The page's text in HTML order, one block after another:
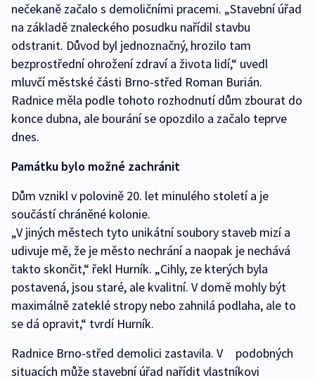
nečekaně začalo s demoličními pracemi. „Stavební úřad
na základě znaleckého posudku nařídil stavbu
odstranit. Důvod byl jednoznačný, hrozilo tam
bezprostřední ohrožení zdraví a života lidí,“ uvedl
mluvčí městské části Brno-střed Roman Burián.
Radnice měla podle tohoto rozhodnutí dům zbourat do
konce dubna, ale bourání se opozdilo a začalo teprve
dnes.
Památku bylo možné zachránit
Dům vznikl v polovině 20. let minulého století a je
součástí chráněné kolonie.
„V jiných městech tyto unikátní soubory staveb mizí a
udivuje mě, že je město nechrání a naopak je nechává
takto skončit,“ řekl Hurník. „Cihly, ze kterých byla
postavená, jsou staré, ale kvalitní. V domě mohly být
maximálně zateklé stropy nebo zahnilá podlaha, ale to
se dá opravit,“ tvrdí Hurník.
Radnice Brno-střed demolici zastavila. V podobných
situacích může stavební úřad nařídit vlastníkovi